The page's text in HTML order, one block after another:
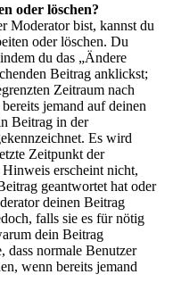
oder löschen?
Moderator bist, kannst du
oder löschen. Du
du das „Ändere
Beitrag anklickst;
Zeitraum nach
jemand auf deinen
Beitrag in der
Es wird
Zeitpunkt der
erscheint nicht,
geantwortet hat oder
deinen Beitrag
falls sie es für nötig
dein Beitrag
dass normale Benutzer
wenn bereits jemand